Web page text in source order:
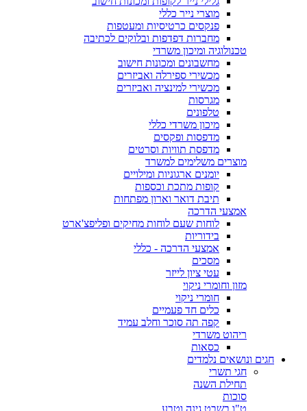
מוצרי נייר כללי
פנקסים כרטיסיות ומעטפות
מחברות דפדפות ובלוקים לכתיבה
טכנולוגיה ומיכון משרדי
מחשבונים ומכונות חישוב
מכשירי ספירלה ואביזרים
מכשירי למינציה ואביזרים
מגרסות
טלפונים
מיכון משרדי כללי
מדפסות ופקסים
מדפסת תוויות וסרטים
מוצרים משלימים למשרד
יומנים ארגוניות ומילויים
קופות מתכת וכספות
תיבת דואר וארון מפתחות
אמצעי הדרכה
לוחות שעם לוחות מחיקים ופליפצ'ארט
בידוריות
אמצעי הדרכה - כללי
מסכים
עטי ציון לייזר
מזון וחומרי ניקוי
חומרי ניקוי
כלים חד פעמיים
קפה תה סוכר וחלב עמיד
ריהוט משרדי
כסאות
חגים ונושאים נלמדים
חגי תשרי
תחילת השנה
סוכות
ט"ו בשבט גינה וטבע